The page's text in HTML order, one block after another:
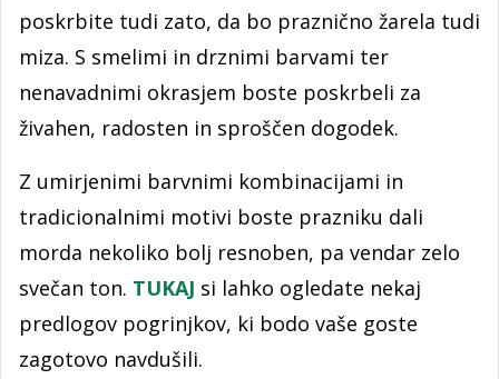
poskrbite tudi zato, da bo praznično žarela tudi
miza. S smelimi in drznimi barvami ter
nenavadnimi okrasjem boste poskrbeli za
živahen, radosten in sproščen dogodek.
Z umirjenimi barvnimi kombinacijami in
tradicionalnimi motivi boste prazniku dali
morda nekoliko bolj resnoben, pa vendar zelo
svečan ton. TUKAJ si lahko ogledate nekaj
predlogov pogrinjkov, ki bodo vaše goste
zagotovo navdušili.